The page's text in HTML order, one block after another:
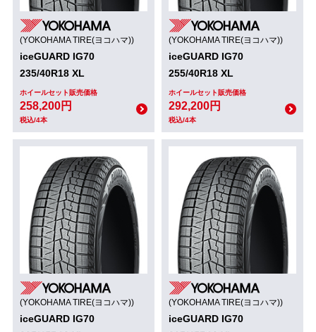
(YOKOHAMA TIRE(ヨコハマ))
iceGUARD IG70
235/40R18 XL
ホイールセット販売価格
258,200円
税込/4本
(YOKOHAMA TIRE(ヨコハマ))
iceGUARD IG70
255/40R18 XL
ホイールセット販売価格
292,200円
税込/4本
(YOKOHAMA TIRE(ヨコハマ))
iceGUARD IG70
(YOKOHAMA TIRE(ヨコハマ))
iceGUARD IG70